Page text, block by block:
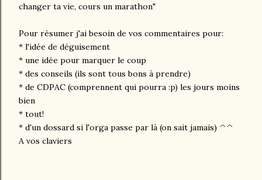
changer ta vie, cours un marathon"
Pour résumer j'ai besoin de vos commentaires pour:
* l'idée de déguisement
* une idée pour marquer le coup
* des conseils (ils sont tous bons à prendre)
* de CDPAC (comprennent qui pourra :p) les jours moins
bien
* tout!
* d'un dossard si l'orga passe par là (on sait jamais) ^^
A vos claviers